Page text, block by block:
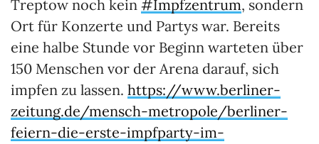
Treptow noch kein #Impfzentrum, sondern
Ort für Konzerte und Partys war. Bereits
eine halbe Stunde vor Beginn warteten über
150 Menschen vor der Arena darauf, sich
impfen zu lassen. https://www.berliner-
zeitung.de/mensch-metropole/berliner-
feiern-die-erste-impfparty-im-